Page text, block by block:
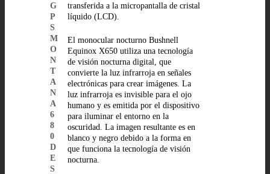
G
P
S
M
O
N
T
A
N
A
6
8
0
D
E
S
transferida a la micropantalla de cristal
líquido (LCD).
El monocular nocturno Bushnell
Equinox X650 utiliza una tecnología
de visión nocturna digital, que
convierte la luz infrarroja en señales
electrónicas para crear imágenes. La
luz infrarroja es invisible para el ojo
humano y es emitida por el dispositivo
para iluminar el entorno en la
oscuridad. La imagen resultante es en
blanco y negro debido a la forma en
que funciona la tecnología de visión
nocturna.